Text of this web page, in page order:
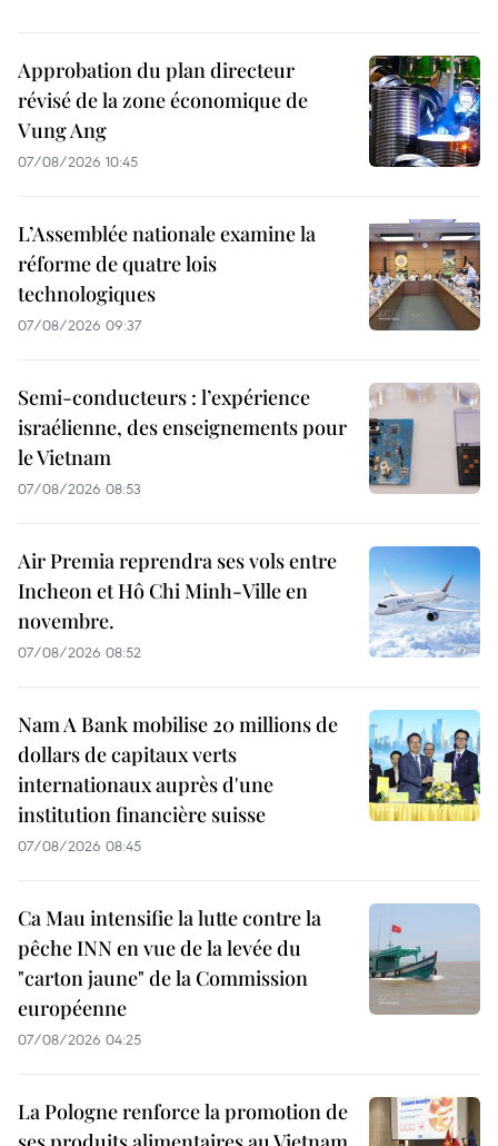
Approbation du plan directeur
révisé de la zone économique de
Vung Ang
07/08/2026 10:45
L’Assemblée nationale examine la
réforme de quatre lois
technologiques
07/08/2026 09:37
Semi-conducteurs : l’expérience
israélienne, des enseignements pour
le Vietnam
07/08/2026 08:53
Air Premia reprendra ses vols entre
Incheon et Hô Chi Minh-Ville en
novembre.
07/08/2026 08:52
Nam A Bank mobilise 20 millions de
dollars de capitaux verts
internationaux auprès d'une
institution financière suisse
07/08/2026 08:45
Ca Mau intensifie la lutte contre la
pêche INN en vue de la levée du
"carton jaune" de la Commission
européenne
07/08/2026 04:25
La Pologne renforce la promotion de